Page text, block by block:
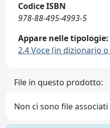
Codice ISBN
978-88-495-4993-5
Appare nelle tipologie:
2.4 Voce (in dizionario
File in questo prodotto:
Non ci sono file